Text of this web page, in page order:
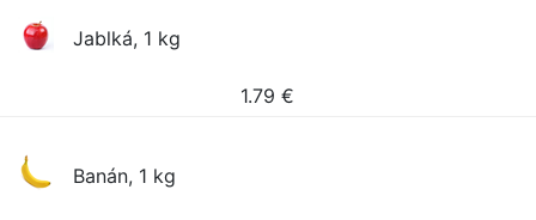
Jablká, 1 kg
1.79 €
Banán, 1 kg